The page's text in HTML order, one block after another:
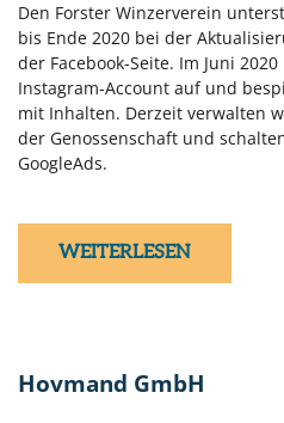
Den Forster Winzerverein
bis Ende 2020 bei der
der Facebook-Seite. Im Juni
Instagram-Account auf und
mit Inhalten. Derzeit verwalten
der Genossenschaft und
GoogleAds.
WEITERLESEN
Hovmand GmbH